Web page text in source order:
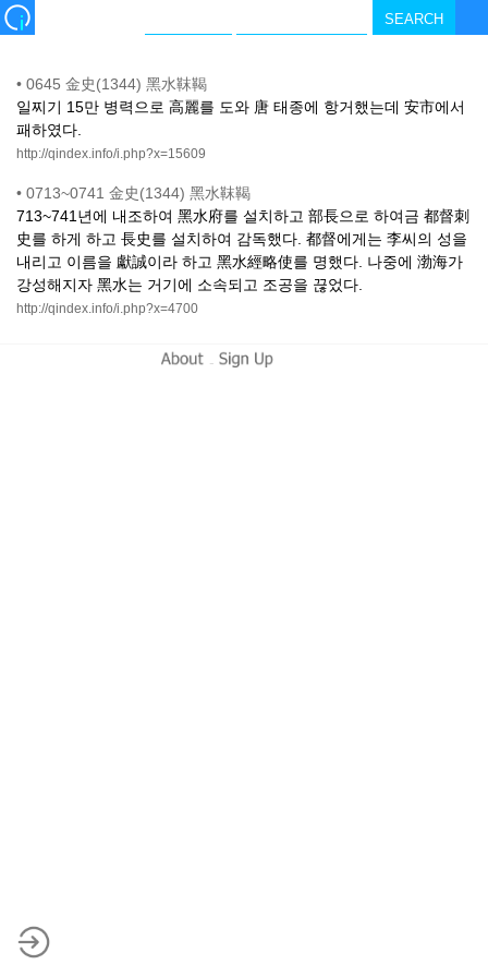
• 0645 金史(1344) 黑水靺鞨
일찌기 15만 병력으로 高麗를 도와 唐 태종에 항거했는데 安市에서
패하였다.
http://qindex.info/i.php?x=15609
• 0713~0741 金史(1344) 黑水靺鞨
713~741년에 내조하여 黑水府를 설치하고 部長으로 하여금 都督刺
史를 하게 하고 長史를 설치하여 감독했다. 都督에게는 李씨의 성을
내리고 이름을 獻誠이라 하고 黑水經略使를 명했다. 나중에 渤海가
강성해지자 黑水는 거기에 소속되고 조공을 끊었다.
http://qindex.info/i.php?x=4700
-